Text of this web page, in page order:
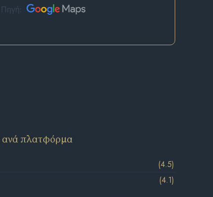
Πηγή:
ανά πλατφόρμα
(4.5)
(4.1)